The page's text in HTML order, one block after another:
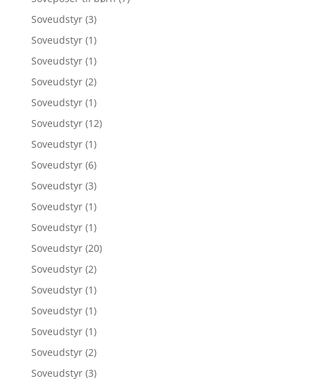
Soveudstyr (3)
Soveudstyr (1)
Soveudstyr (1)
Soveudstyr (2)
Soveudstyr (1)
Soveudstyr (12)
Soveudstyr (1)
Soveudstyr (6)
Soveudstyr (3)
Soveudstyr (1)
Soveudstyr (1)
Soveudstyr (20)
Soveudstyr (2)
Soveudstyr (1)
Soveudstyr (1)
Soveudstyr (1)
Soveudstyr (2)
Soveudstyr (3)